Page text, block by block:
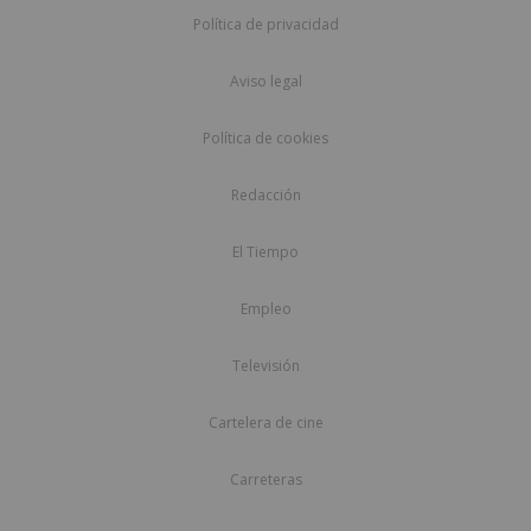
Política de privacidad
Aviso legal
Política de cookies
Redacción
El Tiempo
Empleo
Televisión
Cartelera de cine
Carreteras